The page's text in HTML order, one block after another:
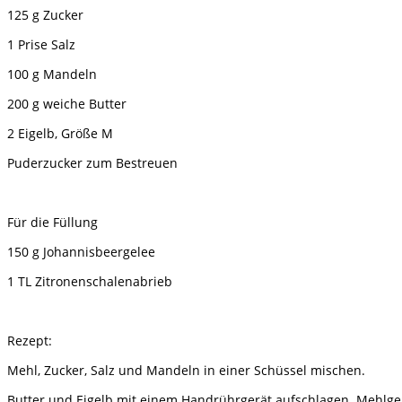
125 g Zucker
1 Prise Salz
100 g Mandeln
200 g weiche Butter
2 Eigelb, Größe M
Puderzucker zum Bestreuen
Für die Füllung
150 g Johannisbeergelee
1 TL Zitronenschalenabrieb
Rezept:
Mehl, Zucker, Salz und Mandeln in einer Schüssel mischen.